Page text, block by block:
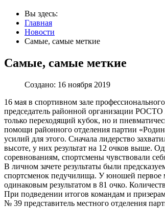
Вы здесь:
Главная
Новости
Самые, самые меткие
Самые, самые меткие
Создано: 16 ноября 2019
16 мая в спортивном зале
председатель районной организации РОСТО
только переходящий кубок, но и
помощи районного отделения партии
усилий для этого. Сначала лидерство
высоте, у них результат на 12 очков выше.
соревнованиям, спортсмены чувствовали
В личном зачете результаты были
спортсменок педучилища. У юношей первое
одинаковым результатом в 81 очко.
При подведении итогов командам и
№ 39 представитель местного отделения